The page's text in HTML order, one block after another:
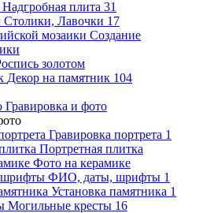
Надгробная плита 31
Столики, Лавочки 17
Создание
золотом
Декор на памятник 104
Гравировка и фото
Гравировка портрета 1
Портретная плитка
Фото на керамике
ФИО, даты, шрифты 1
Установка памятника 1
Могильные кресты 16